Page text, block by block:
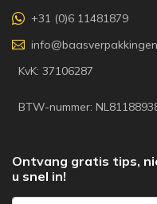
+31 (0)6 11481879
KvK: 37106287
BTW-nummer:
Ontvang gratis tips,
u snel in!